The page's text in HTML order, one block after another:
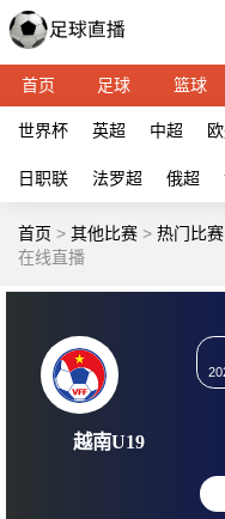
首页 足球 篮球
世界杯 英超 中超
日职联 法罗超 俄超
首页 > 其他比赛 > 热门比赛
在线直播